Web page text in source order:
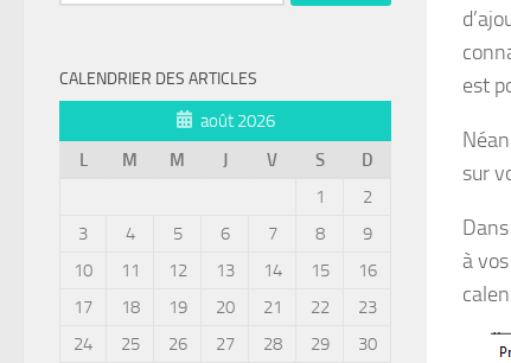
est
sur
à
CALENDRIER DES ARTICLES
août 2026
L
M M J V S
D
1
2
3
4 5 6 7 8
9
10
11 12 13 14 15
16
17
18 19 20 21 22
23
24
25 26 27 28 29
30